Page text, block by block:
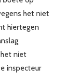
het niet
hiertegen
niet
inspecteur